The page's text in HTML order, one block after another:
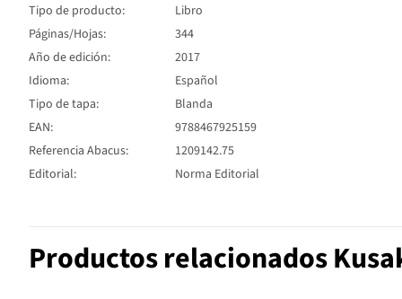
Tipo de producto:
Libro
Páginas/Hojas:
344
Año de edición:
2017
Idioma:
Español
Tipo de tapa:
Blanda
EAN:
9788467925159
Referencia Abacus:
1209142.75
Editorial:
Norma Editorial
Productos relacionados